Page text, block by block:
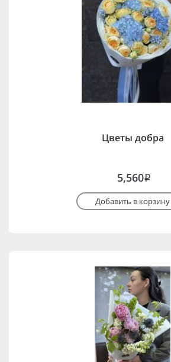
Цветы добра
5,560i
Добавить в корзину